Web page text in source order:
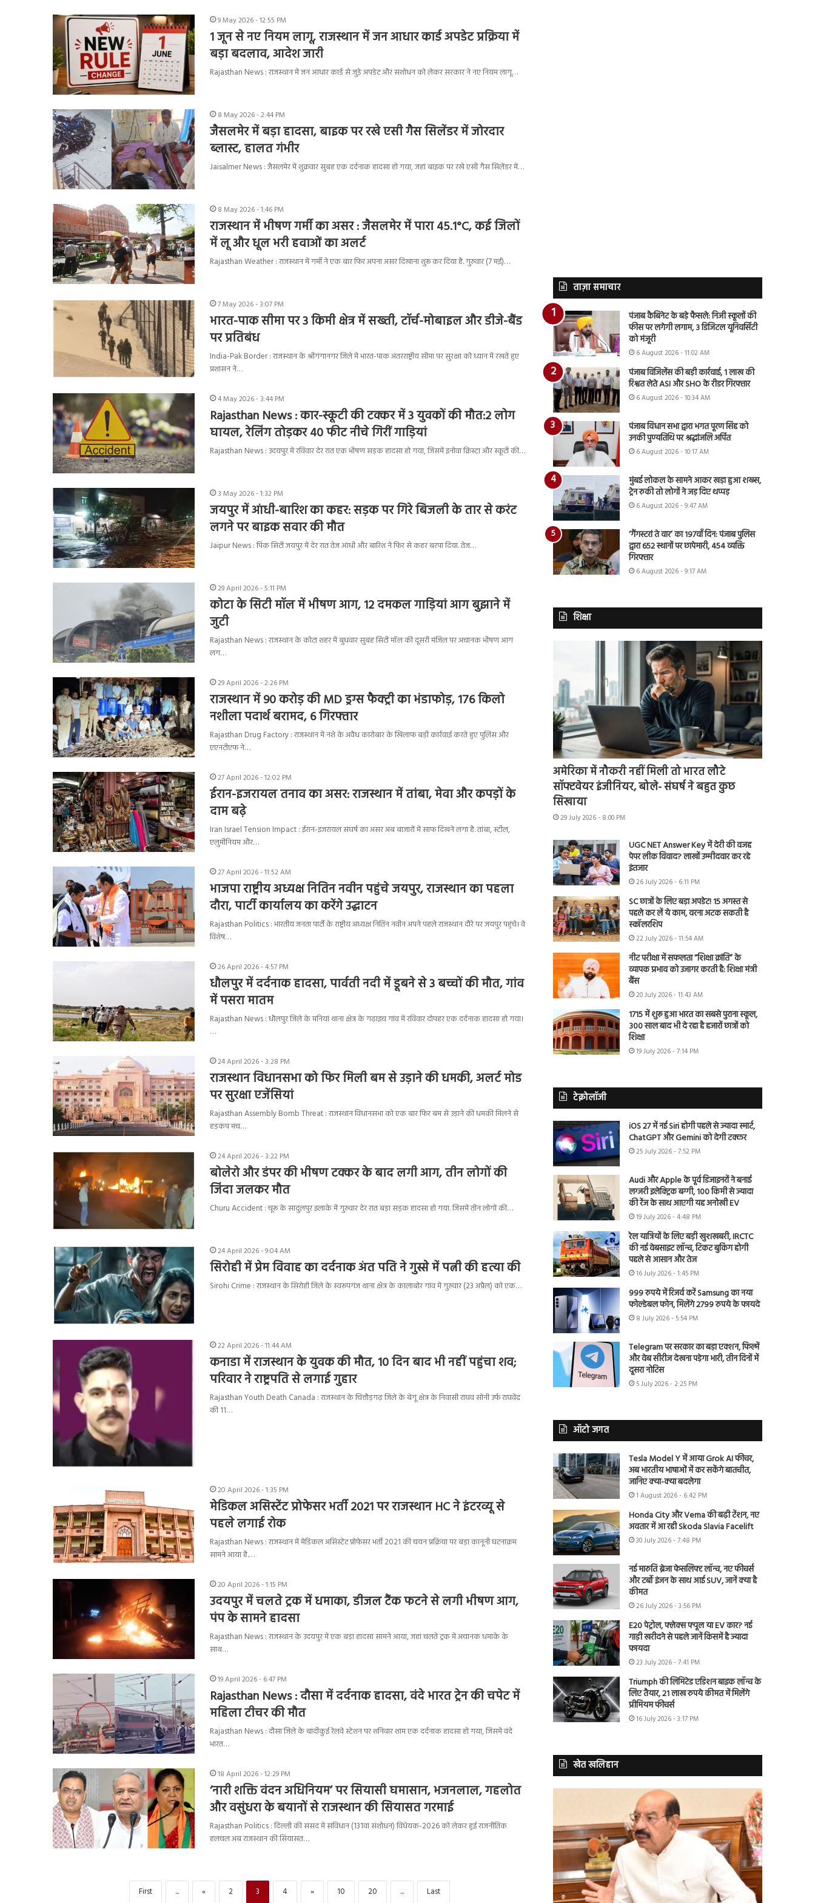
9 May 2026 - 12:55 PM
1 जून से नए नियम लागू, राजस्थान में जन आधार कार्ड अपडेट प्रक्रिया में
बड़ा बदलाव, आदेश जारी
Rajasthan News : राजस्थान में जन आधार कार्ड से जुड़े अपडेट और संशोधन को लेकर सरकार ने नए नियम लागू…
8 May 2026 - 2:44 PM
जैसलमेर में बड़ा हादसा, बाइक पर रखे एसी गैस सिलेंडर में जोरदार
ब्लास्ट, हालत गंभीर
Jaisalmer News : जैसलमेर में शुक्रवार सुबह एक दर्दनाक हादसा हो गया, जहां बाइक पर रखे एसी गैस सिलेंडर में…
8 May 2026 - 1:46 PM
राजस्थान में भीषण गर्मी का असर : जैसलमेर में पारा 45.1°C, कई जिलों
में लू और धूल भरी हवाओं का अलर्ट
Rajasthan Weather : राजस्थान में गर्मी ने एक बार फिर अपना असर दिखाना शुरू कर दिया है. गुरुवार (7 मई)…
7 May 2026 - 3:07 PM
भारत-पाक सीमा पर 3 किमी क्षेत्र में सख्ती, टॉर्च-मोबाइल और डीजे-बैंड
पर प्रतिबंध
India-Pak Border : राजस्थान के श्रीगंगानगर जिले में भारत-पाक अंतरराष्ट्रीय सीमा पर सुरक्षा को ध्यान में रखते हुए
प्रशासन ने…
4 May 2026 - 3:44 PM
Rajasthan News : कार-स्कूटी की टक्कर में 3 युवकों की मौत:2 लोग
घायल, रेलिंग तोड़कर 40 फीट नीचे गिरीं गाड़ियां
Rajasthan News : उदयपुर में रविवार देर रात एक भीषण सड़क हादसा हो गया, जिसमें इनोवा क्रिस्टा और स्कूटी की…
3 May 2026 - 1:32 PM
जयपुर में आंधी-बारिश का कहर: सड़क पर गिरे बिजली के तार से करंट
लगने पर बाइक सवार की मौत
Jaipur News : पिंक सिटी जयपुर में देर रात तेज आंधी और बारिश ने फिर से कहर बरपा दिया. तेज…
29 April 2026 - 5:11 PM
कोटा के सिटी मॉल में भीषण आग, 12 दमकल गाड़ियां आग बुझाने में
जुटी
Rajasthan News : राजस्थान के कोटा शहर में बुधवार सुबह सिटी मॉल की दूसरी मंजिल पर अचानक भीषण आग
लग…
29 April 2026 - 2:26 PM
राजस्थान में 90 करोड़ की MD ड्रग्स फैक्ट्री का भंडाफोड़, 176 किलो
नशीला पदार्थ बरामद, 6 गिरफ्तार
Rajasthan Drug Factory : राजस्थान में नशे के अवैध कारोबार के खिलाफ बड़ी कार्रवाई करते हुए पुलिस और
एएनटीएफ ने…
27 April 2026 - 12:02 PM
ईरान-इजरायल तनाव का असर: राजस्थान में तांबा, मेवा और कपड़ों के
दाम बढ़े
Iran Israel Tension Impact : ईरान-इजरायल संघर्ष का असर अब बाजारों में साफ दिखने लगा है. तांबा, स्टील,
एलुमीनियम और…
27 April 2026 - 11:52 AM
भाजपा राष्ट्रीय अध्यक्ष नितिन नवीन पहुंचे जयपुर, राजस्थान का पहला
दौरा, पार्टी कार्यालय का करेंगे उद्घाटन
Rajasthan Politics : भारतीय जनता पार्टी के राष्ट्रीय अध्यक्ष नितिन नवीन अपने पहले राजस्थान दौरे पर जयपुर पहुंचे। वे
विशेष…
26 April 2026 - 4:57 PM
धौलपुर में दर्दनाक हादसा, पार्वती नदी में डूबने से 3 बच्चों की मौत, गांव
में पसरा मातम
Rajasthan News : धौलपुर जिले के मनियां थाना क्षेत्र के गढ़ाइच गांव में रविवार दोपहर एक दर्दनाक हादसा हो गया।
…
24 April 2026 - 3:28 PM
राजस्थान विधानसभा को फिर मिली बम से उड़ाने की धमकी, अलर्ट मोड
पर सुरक्षा एजेंसियां
Rajasthan Assembly Bomb Threat : राजस्थान विधानसभा को एक बार फिर बम से उड़ाने की धमकी मिलने से
हड़कंप मच…
24 April 2026 - 3:22 PM
बोलेरो और डंपर की भीषण टक्कर के बाद लगी आग, तीन लोगों की
जिंदा जलकर मौत
Churu Accident : चूरू के सादुलपुर इलाके में गुरुवार देर रात बड़ा सड़क हादसा हो गया. जिसमें तीन लोगों की…
24 April 2026 - 9:04 AM
सिरोही में प्रेम विवाह का दर्दनाक अंत पति ने गुस्से में पत्नी की हत्या की
Sirohi Crime : राजस्थान के सिरोही जिले के स्वरूपगंज थाना क्षेत्र के कालाबोर गांव में गुरुवार (23 अप्रैल) को एक…
22 April 2026 - 11:44 AM
कनाडा में राजस्थान के युवक की मौत, 10 दिन बाद भी नहीं पहुंचा शव;
परिवार ने राष्ट्रपति से लगाई गुहार
Rajasthan Youth Death Canada : राजस्थान के चित्तौड़गढ़ जिले के बेगूं क्षेत्र के निवासी राघव सोनी उर्फ राघवेंद्र
की 11…
20 April 2026 - 1:35 PM
मेडिकल असिस्टेंट प्रोफेसर भर्ती 2021 पर राजस्थान HC ने इंटरव्यू से
पहले लगाई रोक
Rajasthan News : राजस्थान में मेडिकल असिस्टेंट प्रोफेसर भर्ती 2021 की चयन प्रक्रिया पर बड़ा कानूनी घटनाक्रम
सामने आया है.…
20 April 2026 - 1:15 PM
उदयपुर में चलते ट्रक में धमाका, डीजल टैंक फटने से लगी भीषण आग,
पंप के सामने हादसा
Rajasthan News : राजस्थान के उदयपुर में एक बड़ा हादसा सामने आया, जहां चलते ट्रक में अचानक धमाके के
साथ…
19 April 2026 - 6:47 PM
Rajasthan News : दौसा में दर्दनाक हादसा, वंदे भारत ट्रेन की चपेट में
महिला टीचर की मौत
Rajasthan News : दौसा जिले के बांदीकुई रेलवे स्टेशन पर शनिवार शाम एक दर्दनाक हादसा हो गया, जिसमें वंदे
भारत…
18 April 2026 - 12:29 PM
‘नारी शक्ति वंदन अधिनियम’ पर सियासी घमासान, भजनलाल, गहलोत
और वसुंधरा के बयानों से राजस्थान की सियासत गरमाई
Rajasthan Politics : दिल्ली की संसद में संविधान (131वां संशोधन) विधेयक-2026 को लेकर हुई राजनीतिक
हलचल अब राजस्थान की सियासत…
First ... « 2 3 4 » 10 20 ... Last
ताज़ा समाचार
पंजाब कैबिनेट के बड़े फैसले: निजी स्कूलों की
फीस पर लगेगी लगाम, 3 डिजिटल यूनिवर्सिटी
को मंजूरी
6 August 2026 - 11:02 AM
पंजाब विजिलेंस की बड़ी कार्रवाई, 1 लाख की
रिश्वत लेते ASI और SHO के रीडर गिरफ्तार
6 August 2026 - 10:34 AM
पंजाब विधान सभा द्वारा भगत पूरण सिंह को
उनकी पुण्यतिथि पर श्रद्धांजलि अर्पित
6 August 2026 - 10:17 AM
मुंबई लोकल के सामने आकर खड़ा हुआ शख्स,
ट्रेन रुकी तो लोगों ने जड़ दिए थप्पड़
6 August 2026 - 9:47 AM
‘गैंगस्टरां ते वार’ का 197वाँ दिन: पंजाब पुलिस
द्वारा 652 स्थानों पर छापेमारी, 454 व्यक्ति
गिरफ्तार
6 August 2026 - 9:17 AM
शिक्षा
अमेरिका में नौकरी नहीं मिली तो भारत लौटे
सॉफ्टवेयर इंजीनियर, बोले- संघर्ष ने बहुत कुछ
सिखाया
29 July 2026 - 8:00 PM
UGC NET Answer Key में देरी की वजह
पेपर लीक विवाद? लाखों उम्मीदवार कर रहे
इंतजार
26 July 2026 - 6:11 PM
SC छात्रों के लिए बड़ा अपडेट! 15 अगस्त से
पहले कर लें ये काम, वरना अटक सकती है
स्कॉलरशिप
22 July 2026 - 11:54 AM
नीट परीक्षा में सफलता “शिक्षा क्रांति” के
व्यापक प्रभाव को उजागर करती है: शिक्षा मंत्री
बैंस
20 July 2026 - 11:43 AM
1715 में शुरू हुआ भारत का सबसे पुराना स्कूल,
300 साल बाद भी दे रहा है हजारों छात्रों को
शिक्षा
19 July 2026 - 7:14 PM
टेक्नोलॉजी
iOS 27 में नई Siri होगी पहले से ज्यादा स्मार्ट,
ChatGPT और Gemini को देगी टक्कर
25 July 2026 - 7:52 PM
Audi और Apple के पूर्व डिजाइनरों ने बनाई
लग्जरी इलेक्ट्रिक बग्गी, 100 किमी से ज्यादा
की रेंज के साथ आएगी यह अनोखी EV
19 July 2026 - 4:48 PM
रेल यात्रियों के लिए बड़ी खुशखबरी, IRCTC
की नई वेबसाइट लॉन्च, टिकट बुकिंग होगी
पहले से आसान और तेज
16 July 2026 - 1:45 PM
999 रुपये में रिजर्व करें Samsung का नया
फोल्डेबल फोन, मिलेंगे 2799 रुपये के फायदे
8 July 2026 - 5:54 PM
Telegram पर सरकार का बड़ा एक्शन, फिल्में
और वेब सीरीज देखना पड़ेगा भारी, तीन दिनों में
दूसरा नोटिस
5 July 2026 - 2:25 PM
ऑटो जगत
Tesla Model Y में आया Grok AI फीचर,
अब भारतीय भाषाओं में कर सकेंगे बातचीत,
जानिए क्या-क्या बदलेगा
1 August 2026 - 6:42 PM
Honda City और Verna की बढ़ी टेंशन, नए
अवतार में आ रही Skoda Slavia Facelift
30 July 2026 - 7:48 PM
नई मारुति ब्रेजा फेसलिफ्ट लॉन्च, नए फीचर्स
और टर्बो इंजन के साथ आई SUV, जानें क्या है
कीमत
26 July 2026 - 3:56 PM
E20 पेट्रोल, फ्लेक्स फ्यूल या EV कार? नई
गाड़ी खरीदने से पहले जानें किसमें है ज्यादा
फायदा
23 July 2026 - 7:41 PM
Triumph की लिमिटेड एडिशन बाइक लॉन्च के
लिए तैयार, 21 लाख रुपये कीमत में मिलेंगे
प्रीमियम फीचर्स
16 July 2026 - 3:17 PM
खेत खलिहान